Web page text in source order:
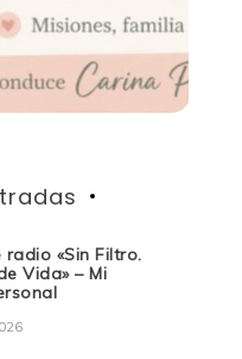
«Sin Filtro.
Vida» – Mi